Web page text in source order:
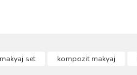
siz yapın!
set kompozit makyaj